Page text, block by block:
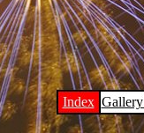
Index GalleryⅠ